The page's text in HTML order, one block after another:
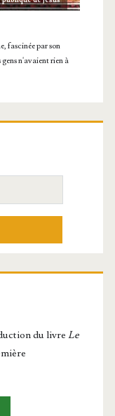
du livre Le